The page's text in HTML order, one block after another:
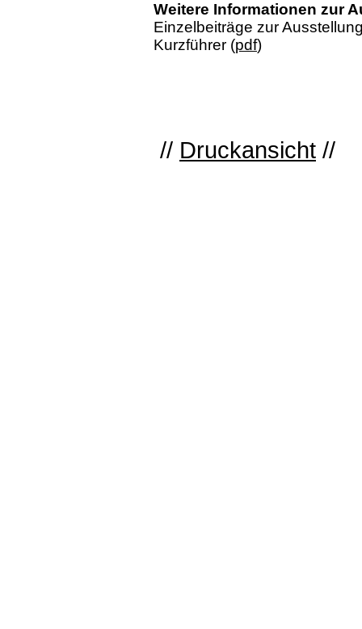
Weitere Informationen zur
Einzelbeiträge zur
Kurzführer (pdf)
// Druckansicht //